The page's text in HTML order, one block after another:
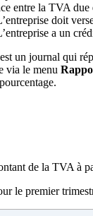
entre la TVA due
doit
a un
un journal qui
via le menu
de la TVA à
le premier